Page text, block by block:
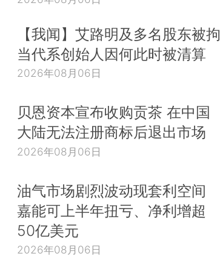
【我闻】艾路明及多名股东被拘
当代系创始人因何此时被清算
2026年08月06日
贝恩资本宣布收购贡茶 在中国
大陆无法注册商标后退出市场
2026年08月06日
油气市场剧烈波动现套利空间
嘉能可上半年扭亏、净利增超
50亿美元
2026年08月06日